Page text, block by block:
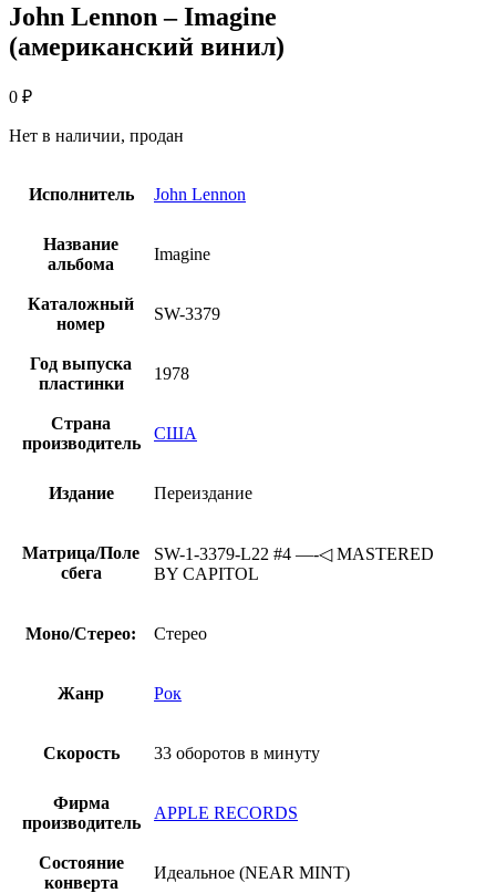
John Lennon – Imagine
(американский винил)
0 ₽
Нет в наличии, продан
Исполнитель John Lennon
Название
альбома
Imagine
Каталожный
номер
SW-3379
Год выпуска
пластинки
1978
Страна
производитель
США
Издание Переиздание
Матрица/Поле
сбега
SW-1-3379-L22 #4 —-◁ MASTERED
BY CAPITOL
Моно/Стерео: Стерео
Жанр Рок
Скорость 33 оборотов в минуту
Фирма
производитель
APPLE RECORDS
Состояние
конверта
Идеальное (NEAR MINT)